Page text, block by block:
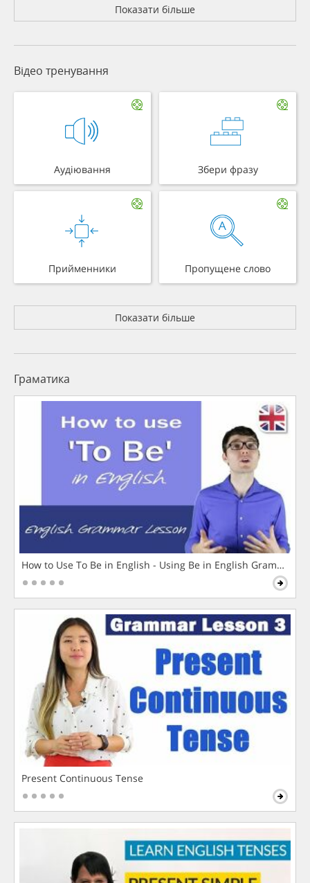
Показати більше
Відео тренування
Аудіювання Збери фразу
Прийменники Пропущене слово
Показати більше
Граматика
How to Use To Be in English - Using Be in English Grammar
Present Continuous Tense